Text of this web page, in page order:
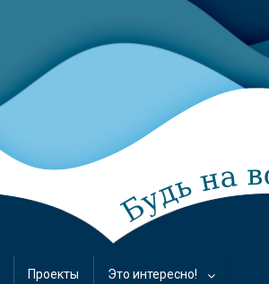
Проекты Это интересно!